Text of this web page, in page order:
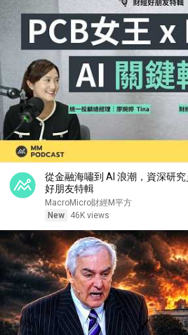
從金融海嘯到 AI 浪潮，資深研
好朋友特輯
MacroMicro財經M平方
New
46K views